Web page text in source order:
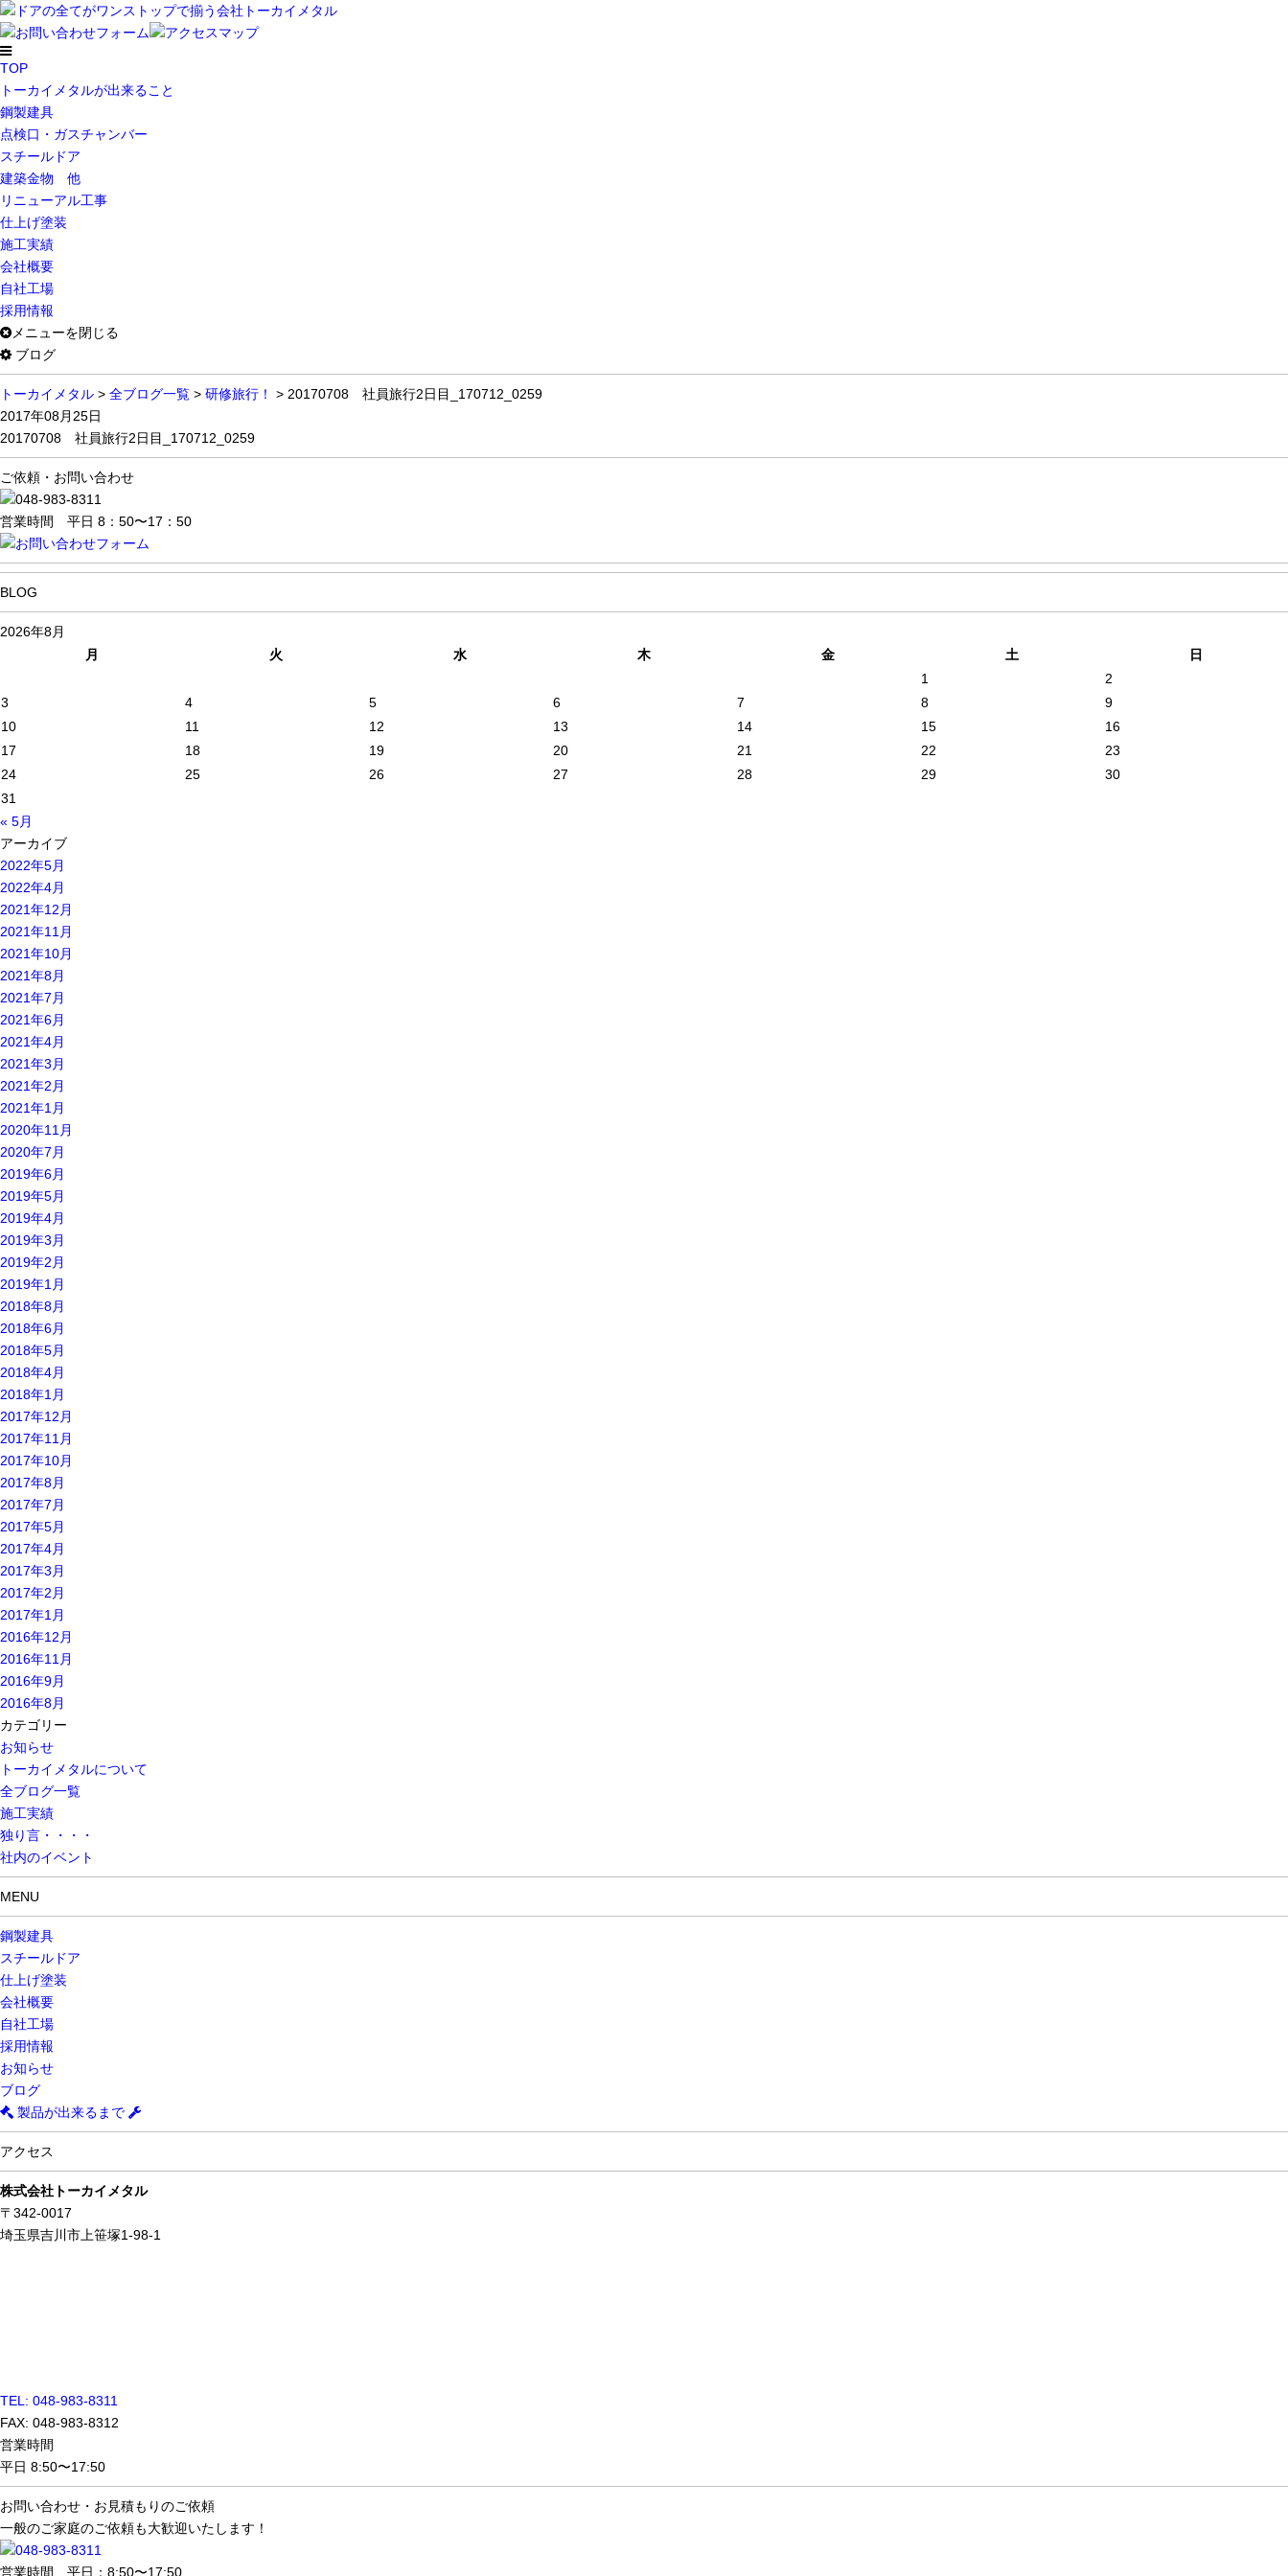
TOP
トーカイメタルが出来ること
鋼製建具
点検口・ガスチャンバー
スチールドア
建築金物 他
リニューアル工事
仕上げ塗装
施工実績
会社概要
自社工場
採用情報
メニューを閉じる
ブログ
トーカイメタル > 全ブログ一覧 > 研修旅行！ > 20170708 社員旅行2日目_170712_0259
2017年08月25日
20170708 社員旅行2日目_170712_0259
ご依頼・お問い合わせ
営業時間 平日 8：50〜17：50
BLOG
2026年8月
月
火 水 木 金 土
日
1
2
3
4 5 6 7 8
9
10
11 12 13 14 15
16
17
18 19 20 21 22
23
24
25 26 27 28 29
30
31
« 5月
アーカイブ
2022年5月
2022年4月
2021年12月
2021年11月
2021年10月
2021年8月
2021年7月
2021年6月
2021年4月
2021年3月
2021年2月
2021年1月
2020年11月
2020年7月
2019年6月
2019年5月
2019年4月
2019年3月
2019年2月
2019年1月
2018年8月
2018年6月
2018年5月
2018年4月
2018年1月
2017年12月
2017年11月
2017年10月
2017年8月
2017年7月
2017年5月
2017年4月
2017年3月
2017年2月
2017年1月
2016年12月
2016年11月
2016年9月
2016年8月
カテゴリー
お知らせ
トーカイメタルについて
全ブログ一覧
施工実績
独り言・・・・
社内のイベント
MENU
鋼製建具
スチールドア
仕上げ塗装
会社概要
自社工場
採用情報
お知らせ
ブログ
製品が出来るまで
アクセス
株式会社トーカイメタル
〒342-0017
埼玉県吉川市上笹塚1-98-1
TEL: 048-983-8311
FAX: 048-983-8312
営業時間
平日 8:50〜17:50
お問い合わせ・ お見積もりのご依頼
一般のご家庭のご依頼も大歓迎いたします！
営業時間 平日：8:50〜17:50